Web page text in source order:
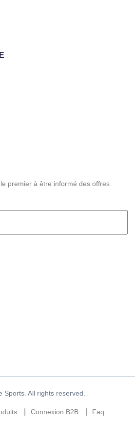
premier à être informé des offres
Sports. All rights reserved.
Connexion B2B Faq